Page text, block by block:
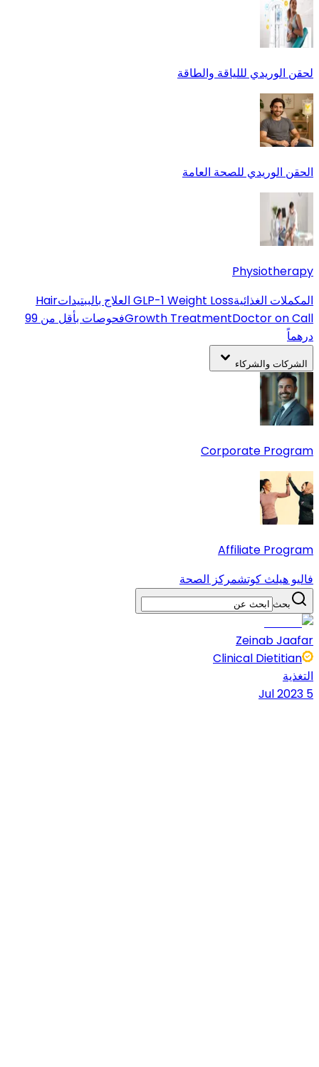
لحقن الوريدي لللياقة والطاقة
الحقن الوريدي للصحة العامة
Physiotherapy
المكملات الغذائيةGLP-1 Weight Loss العلاج بالببتيداتHair
Growth TreatmentDoctor on Call
فحوصات بأقل من 99
درهماً
الشركات والشركاء
Corporate Program
Affiliate Program
فاليو هيلث كوتشمركز الصحة
بحث
Zeinab Jaafar
Clinical Dietitian
التغذية
5 Jul 2023